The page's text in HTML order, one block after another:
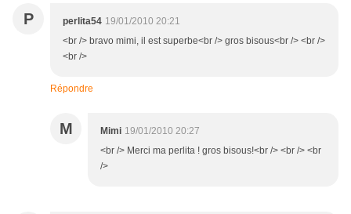
P perlita54 19/01/2010 20:21
<br /> bravo mimi, il est superbe<br /> gros bisous<br /> <br />
<br />
Répondre
M Mimi 19/01/2010 20:27
<br /> Merci ma perlita ! gros bisous!<br /> <br /> <br
/>